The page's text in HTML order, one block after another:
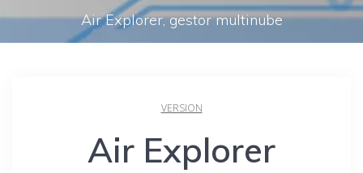
Air Explorer, gestor multinube
VERSION
Air Explorer